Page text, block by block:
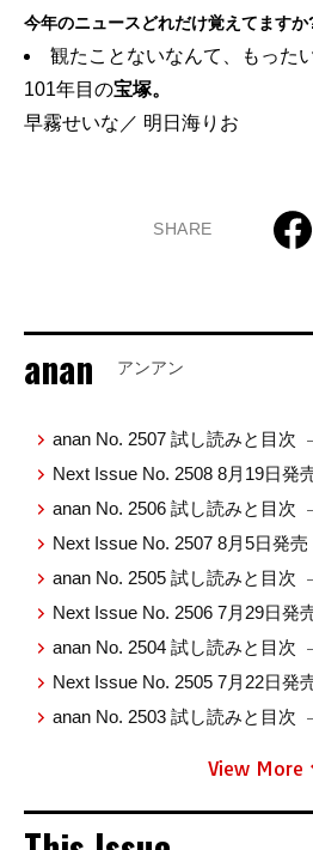
今年のニュースどれだけ覚えてますか
観たことないなんて、もった
101年目の宝塚。
早霧せいな／ 明日海りお
SHARE
anan アンアン
anan No. 2507 試し読みと目次
Next Issue No. 2508 8月19日発
anan No. 2506 試し読みと目次
Next Issue No. 2507 8月5日発売
anan No. 2505 試し読みと目次
Next Issue No. 2506 7月29日発
anan No. 2504 試し読みと目次
Next Issue No. 2505 7月22日発
anan No. 2503 試し読みと目次
View More